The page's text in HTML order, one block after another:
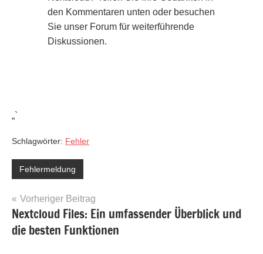
den Kommentaren unten oder besuchen
Sie unser Forum für weiterführende
Diskussionen.
„`
Schlagwörter: Fehler
Fehlermeldung
Beitragsnavigation
Vorheriger Beitrag
Nextcloud Files: Ein umfassender Überblick und
die besten Funktionen